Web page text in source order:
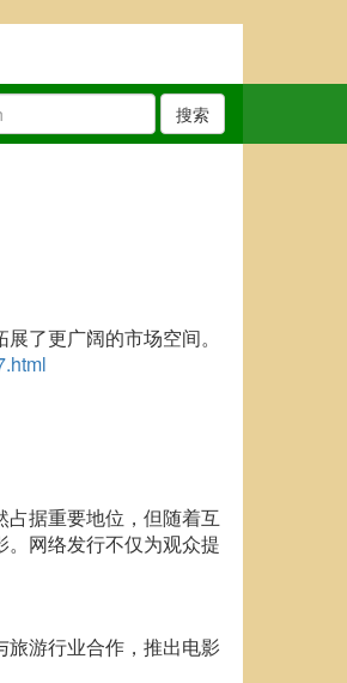
搜索
了更广阔的市场空间。
据重要地位，但随着互
网络发行不仅为观众提
旅游行业合作，推出电影